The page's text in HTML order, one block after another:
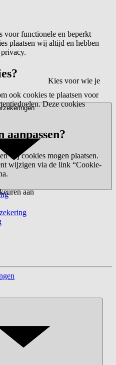
Kies voor wie je
voor functionele en beperkt
plaatsen wij altijd en hebben
ook cookies te plaatsen voor
Deze cookies
wij cookies mogen plaatsen.
wijzigen via de link “Cookie-
aan